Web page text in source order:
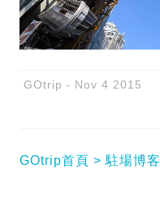
GOtrip Nov 4 2015
GOtrip首頁 駐場博客